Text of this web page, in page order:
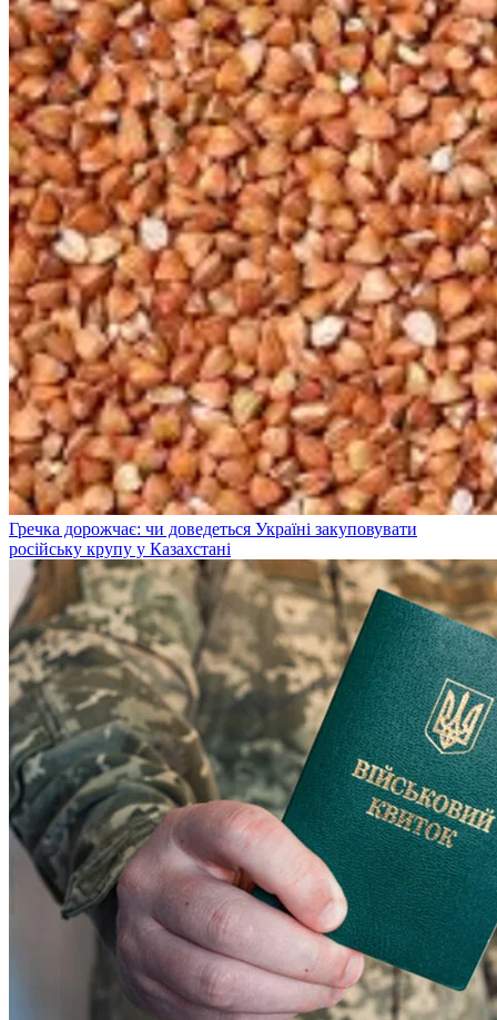
Гречка дорожчає: чи доведеться Україні закуповувати
російську крупу у Казахстані